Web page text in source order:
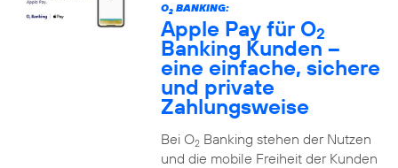
O2BANKING:
Apple Pay für O2
Banking Kunden –
eine einfache, sichere
und private
Zahlungsweise
Bei O2Banking stehen der Nutzen
und die mobile Freiheit der Kunden